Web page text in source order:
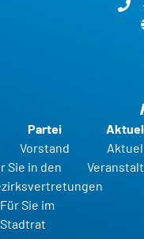
Partei
Vorstand
Sie in den
Für Sie im
Stadtrat